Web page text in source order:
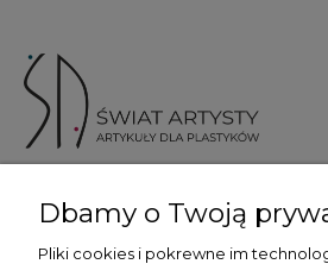
Więcej informacji
Dbamy o Twoją
Pliki cookies i pokrewne im